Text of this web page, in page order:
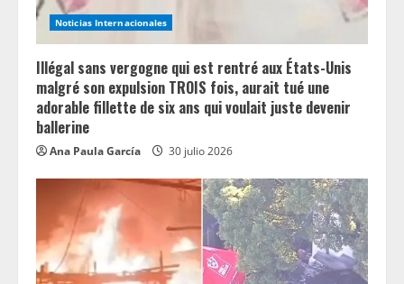
Noticias Internacionales
Illégal sans vergogne qui est rentré aux États-Unis
malgré son expulsion TROIS fois, aurait tué une
adorable fillette de six ans qui voulait juste devenir
ballerine
Ana Paula García 30 julio 2026